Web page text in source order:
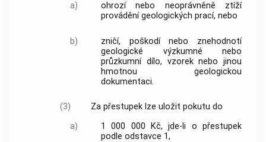
a)
ohrozí nebo neoprávněně ztíží
provádění geologických prací, nebo
b)
zničí, poškodí nebo znehodnotí
geologické výzkumné nebo
průzkumní dílo, vzorek nebo jinou
hmotnou geologickou
dokumentaci.
(3)
Za přestupek lze uložit pokutu do
a)
1 000 000 Kč, jde-li o přestupek
podle odstavce 1,